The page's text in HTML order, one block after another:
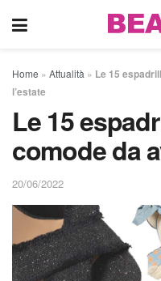
Home » Attualità » Le 15
l’estate
Le 15
comode da
20/06/2022